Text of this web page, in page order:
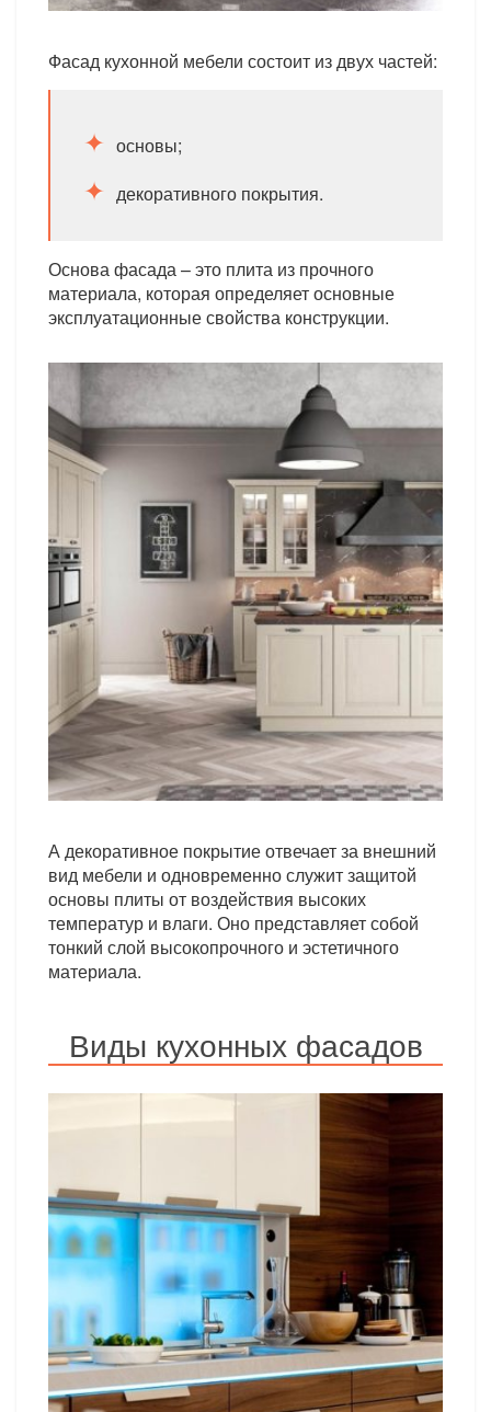
Фасад кухонной мебели состоит из двух частей:
основы;
декоративного покрытия.
Основа фасада – это плита из прочного
материала, которая определяет основные
эксплуатационные свойства конструкции.
А декоративное покрытие отвечает за внешний
вид мебели и одновременно служит защитой
основы плиты от воздействия высоких
температур и влаги. Оно представляет собой
тонкий слой высокопрочного и эстетичного
материала.
Виды кухонных фасадов